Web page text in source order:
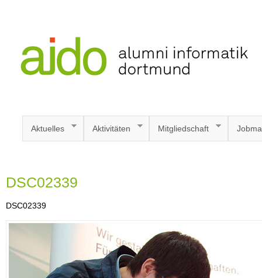
Aktuelles Aktivitäten Mitgliedschaft
DSC02339
DSC02339